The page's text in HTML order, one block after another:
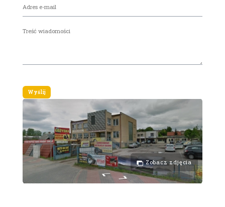
Zobacz zdjęcia